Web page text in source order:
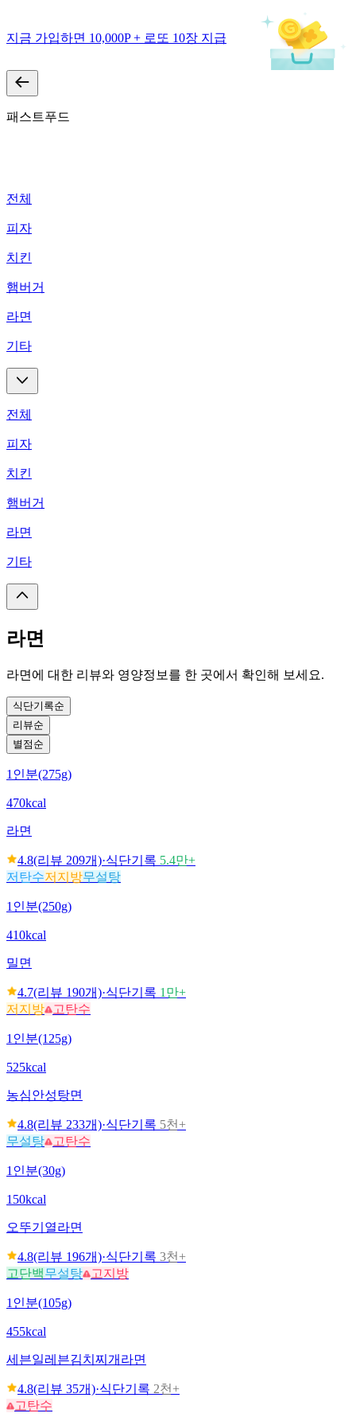
지금 가입하면 10,000P + 로또 10장 지급
패스트푸드
전체
피자
치킨
햄버거
라면
기타
전체
피자
치킨
햄버거
라면
기타
라면
라면에 대한 리뷰와 영양정보를 한 곳에서 확인해 보세요.
식단기록순
리뷰순
별점순
1인분(275g)
470kcal
라면
4.8(리뷰 209개)·식단기록 5.4만+
저탄수저지방무설탕
1인분(250g)
410kcal
밀면
4.7(리뷰 190개)·식단기록 1만+
저지방
고탄수
1인분(125g)
525kcal
농심안성탕면
4.8(리뷰 233개)·식단기록 5천+
무설탕
고탄수
1인분(30g)
150kcal
오뚜기 열라면
4.8(리뷰 196개)·식단기록 3천+
고단백무설탕 고지방
1인분(105g)
455kcal
세븐일레븐김치찌개라면
4.8(리뷰 35개)·식단기록 2천+
고탄수